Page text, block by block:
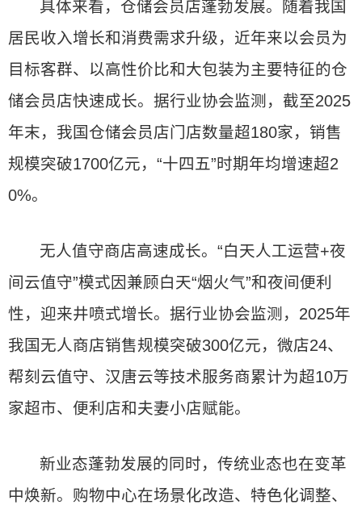
具体来看，仓储会员店蓬勃发展。随着我国
居民收入增长和消费需求升级，近年来以会员为
目标客群、以高性价比和大包装为主要特征的仓
储会员店快速成长。据行业协会监测，截至2025
年末，我国仓储会员店门店数量超180家，销售
规模突破1700亿元，“十四五”时期年均增速超2
0%。
无人值守商店高速成长。“白天人工运营+夜
间云值守”模式因兼顾白天“烟火气”和夜间便利
性，迎来井喷式增长。据行业协会监测，2025年
我国无人商店销售规模突破300亿元，微店24、
帮刻云值守、汉唐云等技术服务商累计为超10万
家超市、便利店和夫妻小店赋能。
新业态蓬勃发展的同时，传统业态也在变革
中焕新。购物中心在场景化改造、特色化调整、